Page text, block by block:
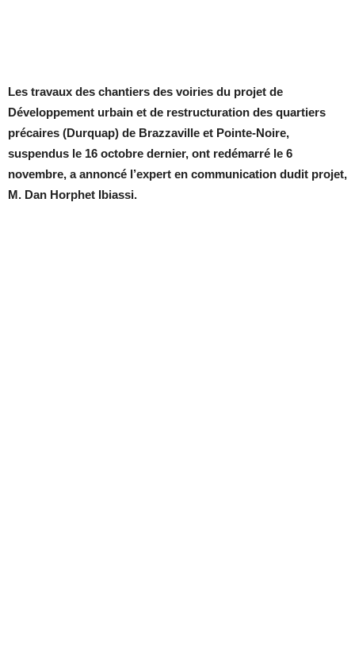
Les travaux des chantiers des voiries du projet de
Développement urbain et de restructuration des quartiers
précaires (Durquap) de Brazzaville et Pointe-Noire,
suspendus le 16 octobre dernier, ont redémarré le 6
novembre, a annoncé l’expert en communication dudit projet,
M. Dan Horphet Ibiassi.